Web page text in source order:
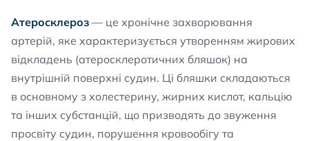
Атеросклероз — це хронічне захворювання
артерій, яке характеризується утворенням жирових
відкладень (атеросклеротичних бляшок) на
внутрішній поверхні судин. Ці бляшки складаються
в основному з холестерину, жирних кислот, кальцію
та інших субстанцій, що призводять до звуження
просвіту судин, порушення кровообігу та